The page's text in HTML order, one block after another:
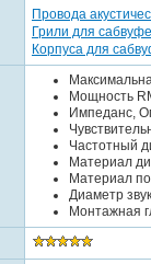
Провода
Грили для
Корпуса для
Мощность
Импеданс,
Частотный
Материал
Материал
Диаметр
Монтажная